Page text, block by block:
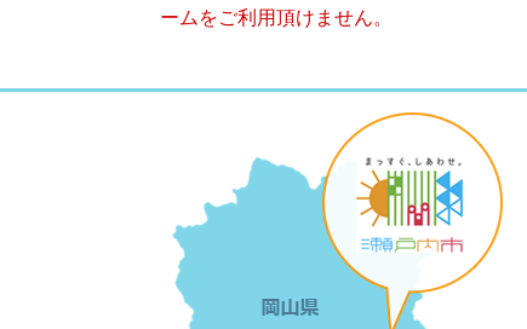
ームをご利用頂けません。